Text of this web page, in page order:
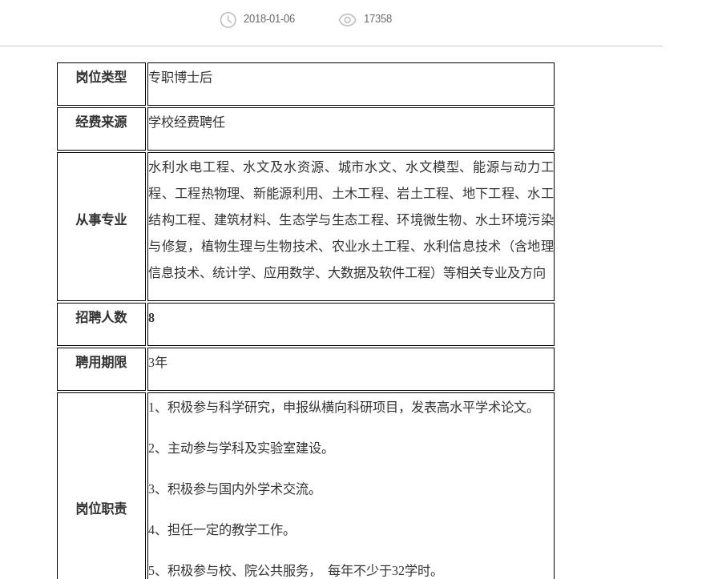
2018-01-06 17358
岗位类型 专职博士后
经费来源 学校经费聘任
从事专业
水利水电工程、水文及水资源、城市水文、水文模型、能源与动力工
程、工程热物理、新能源利用、土木工程、岩土工程、地下工程、水工
结构工程、建筑材料、 生态学与生态工程、环境微生物、水土环境污染
与修复，植物生理与生物技术、农业水土工程、水利信息技术（含地理
信息技术、统计学、应用数学、大数据及软件工程）等相关专业及方向
招聘人数 8
聘用期限 3年
岗位职责
1、积极参与科学研究，申报纵横向科研项目，发表高水平学术论文。
2、主动参与学科及实验室建设。
3、积极参与国内外学术交流。
4、担任一定的教学工作。
5、积极参与校、院公共服务， 每年不少于32学时。